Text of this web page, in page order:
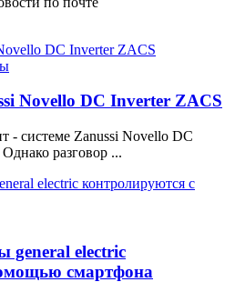
Novello DC Inverter ZACS
- системе Zanussi Novello DC
разговор ...
general electric
смартфона